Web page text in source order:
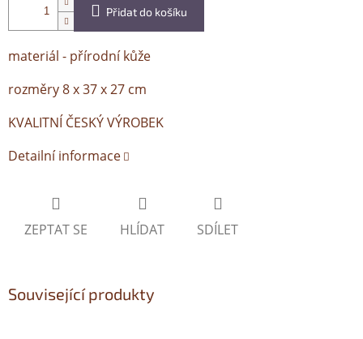
Přidat do košíku
materiál - přírodní kůže
rozměry 8 x 37 x 27 cm
KVALITNÍ ČESKÝ VÝROBEK
Detailní informace
ZEPTAT SE HLÍDAT SDÍLET
Související produkty